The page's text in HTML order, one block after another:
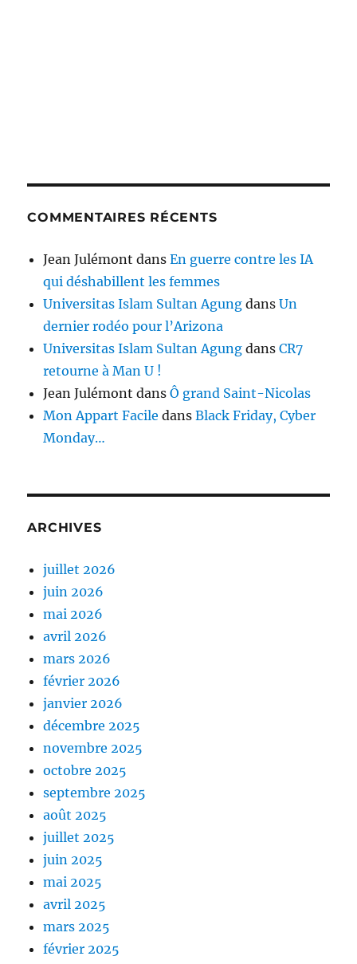
COMMENTAIRES RÉCENTS
Jean Julémont dansEn guerre contre les IA
qui déshabillent les femmes
Universitas Islam Sultan Agung dansUn
dernier rodéo pour l’Arizona
Universitas Islam Sultan Agung dansCR7
retourne à Man U !
Jean Julémont dansÔ grand Saint-Nicolas
Mon Appart Facile dansBlack Friday, Cyber
Monday…
ARCHIVES
juillet 2026
juin 2026
mai 2026
avril 2026
mars 2026
février 2026
janvier 2026
décembre 2025
novembre 2025
octobre 2025
septembre 2025
août 2025
juillet 2025
juin 2025
mai 2025
avril 2025
mars 2025
février 2025